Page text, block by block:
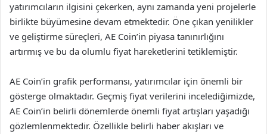
yatırımcıların ilgisini çekerken, aynı zamanda yeni projelerle
birlikte büyümesine devam etmektedir. Öne çıkan yenilikler
ve geliştirme süreçleri, AE Coin’in piyasa tanınırlığını
artırmış ve bu da olumlu fiyat hareketlerini tetiklemiştir.
AE Coin’in grafik performansı, yatırımcılar için önemli bir
gösterge olmaktadır. Geçmiş fiyat verilerini incelediğimizde,
AE Coin’in belirli dönemlerde önemli fiyat artışları yaşadığı
gözlemlenmektedir. Özellikle belirli haber akışları ve